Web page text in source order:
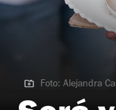
Foto: Alejandra
Foto: Alejandra